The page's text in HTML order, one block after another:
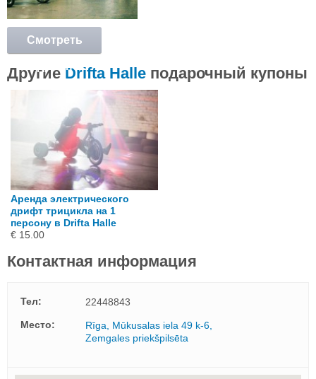
Смотреть
подробнее
Другие Drifta Halle подарочный купоны
Аренда электрического
дрифт трицикла на 1
персону в Drifta Halle
€ 15.00
Контактная информация
Тел:
22448843
Mесто:
Rīga, Mūkusalas iela 49 k-6,
Zemgales priekšpilsēta